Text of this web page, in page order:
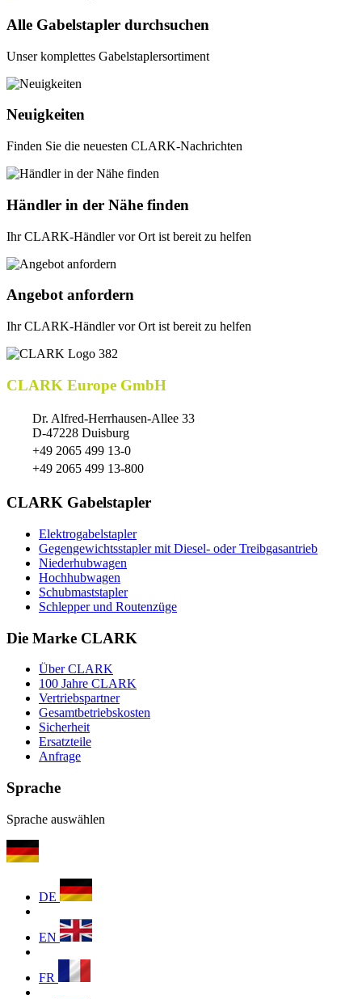
Alle Gabelstapler durchsuchen
Unser komplettes Gabelstaplersortiment
Neuigkeiten
Finden Sie die neuesten CLARK-Nachrichten
Händler in der Nähe finden
Ihr CLARK-Händler vor Ort ist bereit zu helfen
Angebot anfordern
Ihr CLARK-Händler vor Ort ist bereit zu helfen
CLARK Europe GmbH
Dr. Alfred-Herrhausen-Allee 33
D-47228 Duisburg
+49 2065 499 13-0
+49 2065 499 13-800
CLARK Gabelstapler
Elektrogabelstapler
Gegengewichtsstapler mit Diesel- oder Treibgasantrieb
Niederhubwagen
Hochhubwagen
Schubmaststapler
Schlepper und Routenzüge
Die Marke CLARK
Über CLARK
100 Jahre CLARK
Vertriebspartner
Gesamtbetriebskosten
Sicherheit
Ersatzteile
Anfrage
Sprache
Sprache auswählen
DE
EN
FR